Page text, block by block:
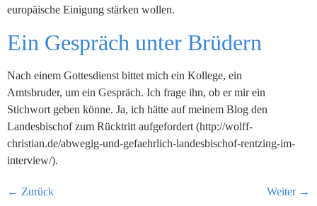
europäische Einigung stärken wollen.
Ein Gespräch unter Brüdern
Nach einem Gottesdienst bittet mich ein Kollege, ein
Amtsbruder, um ein Gespräch. Ich frage ihn, ob er mir ein
Stichwort geben könne. Ja, ich hätte auf meinem Blog den
Landesbischof zum Rücktritt aufgefordert (http://wolff-
christian.de/abwegig-und-gefaehrlich-landesbischof-rentzing-im-
interview/).
← Zurück Weiter →